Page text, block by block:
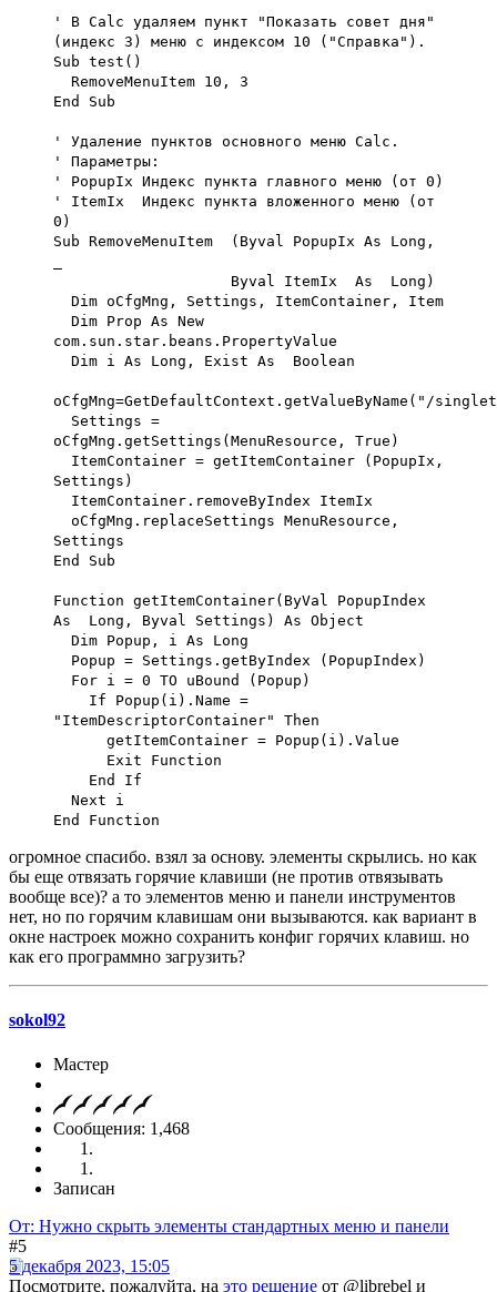
' В Calc удаляем пункт "Показать совет дня"
(индекс 3) меню с индексом 10 ("Справка").
Sub test()
RemoveMenuItem 10, 3
End Sub
' Удаление пунктов основного меню Calc.
' Параметры:
' PopupIx Индекс пункта главного меню (от 0)
' ItemIx Индекс пункта вложенного меню (от
0)
Sub RemoveMenuItem (Byval PopupIx As Long,
Byval ItemIx As Long)
Dim oCfgMng, Settings, ItemContainer, Item
Dim Prop As New
com.sun.star.beans.PropertyValue
Dim i As Long, Exist As Boolean
oCfgMng=GetDefaultContext.getValueByName("/
Settings =
oCfgMng.getSettings(MenuResource, True)
ItemContainer = getItemContainer (PopupIx,
Settings)
ItemContainer.removeByIndex ItemIx
oCfgMng.replaceSettings MenuResource,
Settings
End Sub
Function getItemContainer(ByVal PopupIndex
As Long, Byval Settings) As Object
Dim Popup, i As Long
Popup = Settings.getByIndex (PopupIndex)
For i = 0 TO uBound (Popup)
If Popup(i).Name =
"ItemDescriptorContainer" Then
getItemContainer = Popup(i).Value
Exit Function
End If
Next i
End Function
огромное спасибо. взял за основу. элементы скрылись. но как
бы еще отвязать горячие клавиши (не против отвязывать
вообще все)? а то элементов меню и панели инструментов
нет, но по горячим клавишам они вызываются. как вариант в
окне настроек можно сохранить конфиг горячих клавиш. но
как его программно загрузить?
sokol92
Мастер
Сообщения: 1,468
Записан
От: Нужно скрыть элементы стандартных меню и панели
#5
5 декабря 2023, 15:05
Посмотрите, пожалуйта, на это решение от @librebel и